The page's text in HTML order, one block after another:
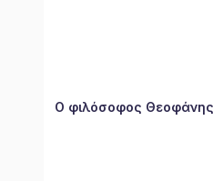
Ο φιλόσοφος Θεοφάνης